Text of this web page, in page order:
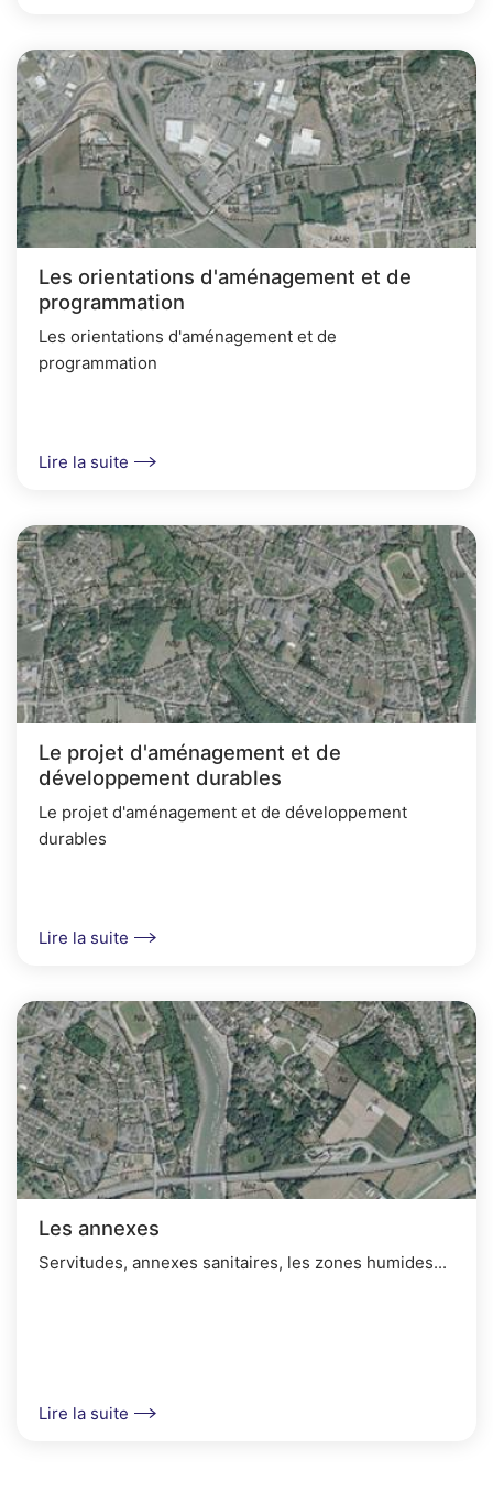
Les orientations d'aménagement et de
programmation
Les orientations d'aménagement et de
programmation
Lire la suite
Le projet d'aménagement et de
développement durables
Le projet d'aménagement et de développement
durables
Lire la suite
Les annexes
Servitudes, annexes sanitaires, les zones humides...
Lire la suite